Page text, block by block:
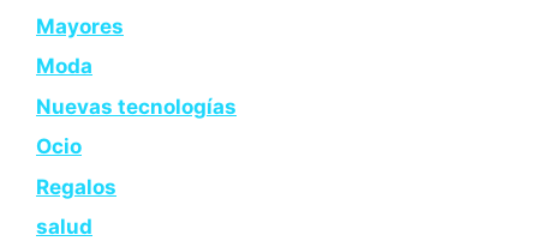
Mayores
Moda
Nuevas tecnologías
Ocio
Regalos
salud